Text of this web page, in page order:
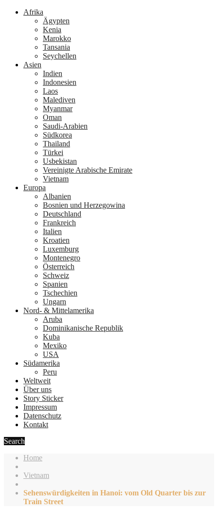
Afrika
Ägypten
Kenia
Marokko
Tansania
Seychellen
Asien
Indien
Indonesien
Laos
Malediven
Myanmar
Oman
Saudi-Arabien
Südkorea
Thailand
Türkei
Usbekistan
Vereinigte Arabische Emirate
Vietnam
Europa
Albanien
Bosnien und Herzegowina
Deutschland
Frankreich
Italien
Kroatien
Luxemburg
Montenegro
Österreich
Schweiz
Spanien
Tschechien
Ungarn
Nord- & Mittelamerika
Aruba
Dominikanische Republik
Kuba
Mexiko
USA
Südamerika
Peru
Weltweit
Über uns
Story Sticker
Impressum
Datenschutz
Kontakt
Search
Home
Vietnam
Sehenswürdigkeiten in Hanoi: vom Old Quarter bis zur
Train Street